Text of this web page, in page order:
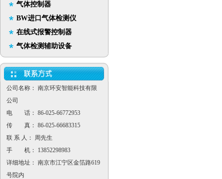
气体控制器
BW进口气体检测仪
在线式报警控制器
气体检测辅助设备
公司名称： 南京环安智能科技有限
公司
电 话： 86-025-66772953
传 真： 86-025-66683315
联 系 人： 周先生
手 机： 13852298983
详细地址： 南京市江宁区金箔路619
号院内